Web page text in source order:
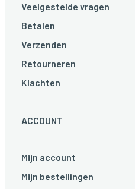
Veelgestelde vragen
Betalen
Verzenden
Retourneren
Klachten
ACCOUNT
Mijn account
Mijn bestellingen